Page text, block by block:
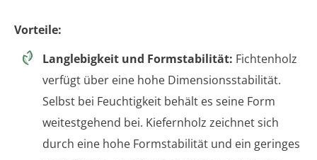
Vorteile:
Langlebigkeit und Formstabilität: Fichtenholz
verfügt über eine hohe Dimensionsstabilität.
Selbst bei Feuchtigkeit behält es seine Form
weitestgehend bei. Kiefernholz zeichnet sich
durch eine hohe Formstabilität und ein geringes